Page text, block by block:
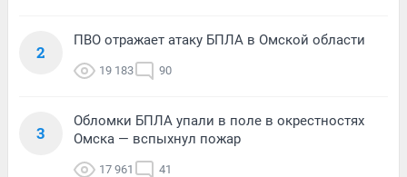
2
ПВО отражает атаку БПЛА в Омской области
19 183 90
3
Обломки БПЛА упали в поле в окрестностях
Омска — вспыхнул пожар
17 961 41